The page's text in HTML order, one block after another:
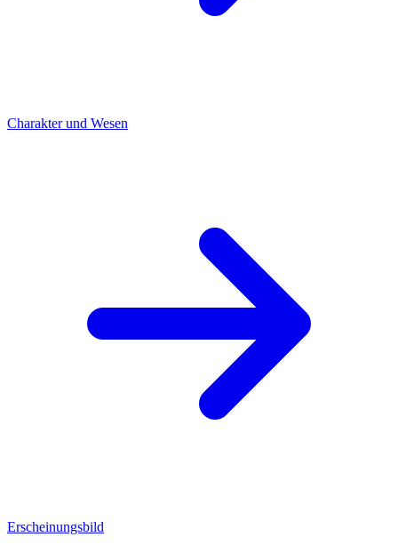
Charakter und Wesen
Erscheinungsbild